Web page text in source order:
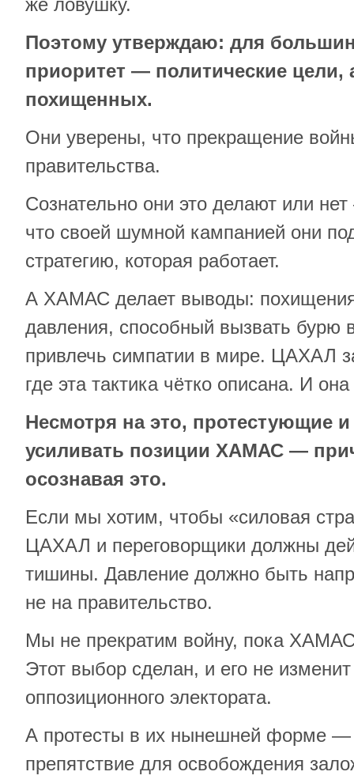
же ловушку.
Поэтому утверждаю: для
приоритет — политические цели,
похищенных.
Они уверены, что прекращение
правительства.
Сознательно они это делают или
что своей шумной кампанией они
стратегию, которая работает.
А ХАМАС делает выводы:
давления, способный вызвать бурю
привлечь симпатии в мире. ЦАХАЛ
где эта тактика чётко описана. И она
Несмотря на это, протестующие
усиливать позиции ХАМАС —
осознавая это.
Если мы хотим, чтобы «силовая
ЦАХАЛ и переговорщики должны
тишины. Давление должно быть
не на правительство.
Мы не прекратим войну, пока
Этот выбор сделан, и его не
оппозиционного электората.
А протесты в их нынешней форме
препятствие для освобождения